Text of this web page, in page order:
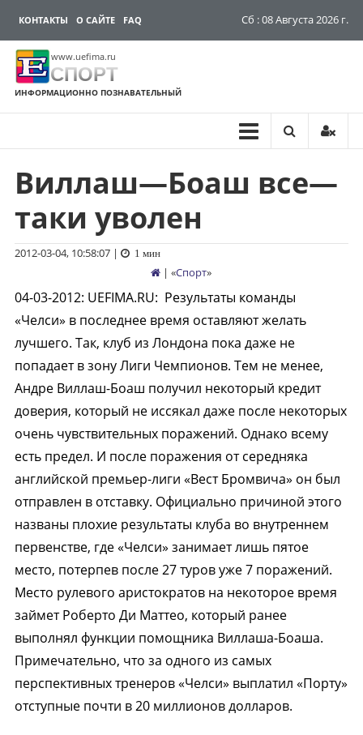
КОНТАКТЫ О САЙТЕ FAQ Сб : 08 Августа 2026 г.
www.uefima.ru
СПОРТ
ИНФОРМАЦИОННО ПОЗНАВАТЕЛЬНЫЙ
Перейти
содержимому
Виллаш—Боаш все—
таки уволен
2012-03-04, 10:58:07| 1 мин
| «Спорт»
04-03-2012: UEFIMA.RU: Результаты команды
«Челси» в последнее время оставляют желать
лучшего. Так, клуб из Лондона пока даже не
попадает в зону Лиги Чемпионов. Тем не менее,
Андре Виллаш-Боаш получил некоторый кредит
доверия, который не иссякал даже после некоторых
очень чувствительных поражений. Однако всему
есть предел. И после поражения от середняка
английской премьер-лиги «Вест Бромвича» он был
отправлен в отставку. Официально причиной этого
названы плохие результаты клуба во внутреннем
первенстве, где «Челси» занимает лишь пятое
место, потерпев после 27 туров уже 7 поражений.
Место рулевого аристократов на некоторое время
займет Роберто Ди Маттео, который ранее
выполнял функции помощника Виллаша-Боаша.
Примечательно, что за одного из самых
перспективных тренеров «Челси» выплатил «Порту»
отступные почти в 20 миллионов долларов.